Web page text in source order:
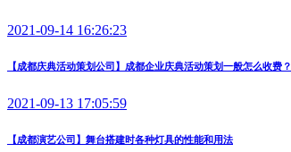
2021-09-14 16:26:23
【成都庆典活动策划公司】成都企业庆典活动策划一般怎么收费？
2021-09-13 17:05:59
【成都演艺公司】舞台搭建时各种灯具的性能和用法